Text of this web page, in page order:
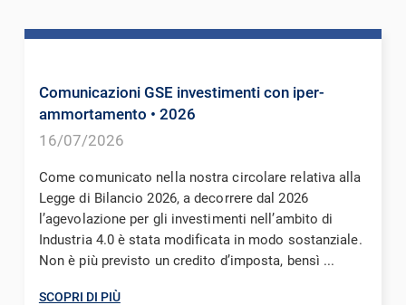
Comunicazioni GSE investimenti con iper-
ammortamento • 2026
16/07/2026
Come comunicato nella nostra circolare relativa alla
Legge di Bilancio 2026, a decorrere dal 2026
l’agevolazione per gli investimenti nell’ambito di
Industria 4.0 è stata modificata in modo sostanziale.
Non è più previsto un credito d’imposta, bensì ...
SCOPRI DI PIÙ